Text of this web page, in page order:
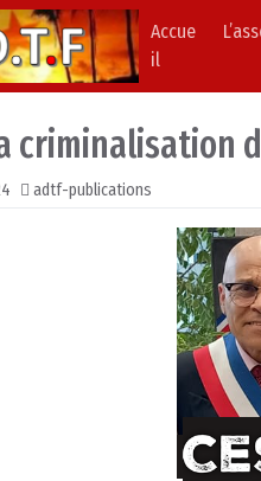
Accue
il
criminalisation
adtf-publications